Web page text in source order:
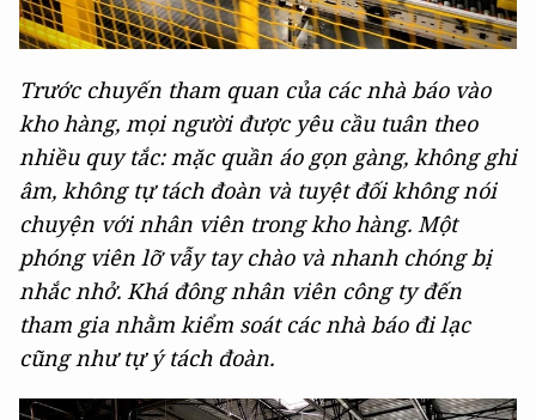
Trước chuyến tham quan của các nhà báo vào
kho hàng, mọi người được yêu cầu tuân theo
nhiều quy tắc: mặc quần áo gọn gàng, không ghi
âm, không tự tách đoàn và tuyệt đối không nói
chuyện với nhân viên trong kho hàng. Một
phóng viên lỡ vẫy tay chào và nhanh chóng bị
nhắc nhở. Khá đông nhân viên công ty đến
tham gia nhằm kiểm soát các nhà báo đi lạc
cũng như tự ý tách đoàn.